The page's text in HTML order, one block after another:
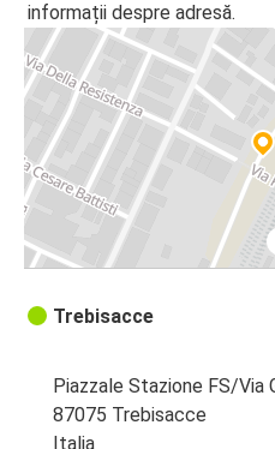
informații despre adresă.
Trebisacce
Piazzale Stazione FS/Via
87075 Trebisacce
Italia